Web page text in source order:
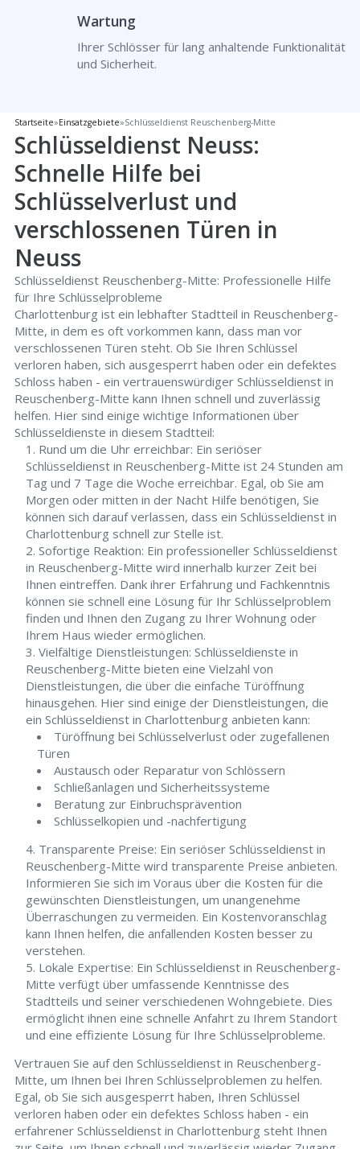
Wartung
Ihrer Schlösser für lang anhaltende Funktionalität
und Sicherheit.
Startseite»Einsatzgebiete»Schlüsseldienst Reuschenberg-Mitte
Schlüsseldienst Neuss:
Schnelle Hilfe bei
Schlüsselverlust und
verschlossenen Türen in
Neuss
Schlüsseldienst Reuschenberg-Mitte: Professionelle Hilfe
für Ihre Schlüsselprobleme
Charlottenburg ist ein lebhafter Stadtteil in Reuschenberg-
Mitte, in dem es oft vorkommen kann, dass man vor
verschlossenen Türen steht. Ob Sie Ihren Schlüssel
verloren haben, sich ausgesperrt haben oder ein defektes
Schloss haben - ein vertrauenswürdiger Schlüsseldienst in
Reuschenberg-Mitte kann Ihnen schnell und zuverlässig
helfen. Hier sind einige wichtige Informationen über
Schlüsseldienste in diesem Stadtteil:
Rund um die Uhr erreichbar: Ein seriöser
Schlüsseldienst in Reuschenberg-Mitte ist 24 Stunden am
Tag und 7 Tage die Woche erreichbar. Egal, ob Sie am
Morgen oder mitten in der Nacht Hilfe benötigen, Sie
können sich darauf verlassen, dass ein Schlüsseldienst in
Charlottenburg schnell zur Stelle ist.
Sofortige Reaktion: Ein professioneller Schlüsseldienst
in Reuschenberg-Mitte wird innerhalb kurzer Zeit bei
Ihnen eintreffen. Dank ihrer Erfahrung und Fachkenntnis
können sie schnell eine Lösung für Ihr Schlüsselproblem
finden und Ihnen den Zugang zu Ihrer Wohnung oder
Ihrem Haus wieder ermöglichen.
Vielfältige Dienstleistungen: Schlüsseldienste in
Reuschenberg-Mitte bieten eine Vielzahl von
Dienstleistungen, die über die einfache Türöffnung
hinausgehen. Hier sind einige der Dienstleistungen, die
ein Schlüsseldienst in Charlottenburg anbieten kann:
Türöffnung bei Schlüsselverlust oder zugefallenen
Türen
Austausch oder Reparatur von Schlössern
Schließanlagen und Sicherheitssysteme
Beratung zur Einbruchsprävention
Schlüsselkopien und -nachfertigung
Transparente Preise: Ein seriöser Schlüsseldienst in
Reuschenberg-Mitte wird transparente Preise anbieten.
Informieren Sie sich im Voraus über die Kosten für die
gewünschten Dienstleistungen, um unangenehme
Überraschungen zu vermeiden. Ein Kostenvoranschlag
kann Ihnen helfen, die anfallenden Kosten besser zu
verstehen.
Lokale Expertise: Ein Schlüsseldienst in Reuschenberg-
Mitte verfügt über umfassende Kenntnisse des
Stadtteils und seiner verschiedenen Wohngebiete. Dies
ermöglicht ihnen eine schnelle Anfahrt zu Ihrem Standort
und eine effiziente Lösung für Ihre Schlüsselprobleme.
Vertrauen Sie auf den Schlüsseldienst in Reuschenberg-
Mitte, um Ihnen bei Ihren Schlüsselproblemen zu helfen.
Egal, ob Sie sich ausgesperrt haben, Ihren Schlüssel
verloren haben oder ein defektes Schloss haben - ein
erfahrener Schlüsseldienst in Charlottenburg steht Ihnen